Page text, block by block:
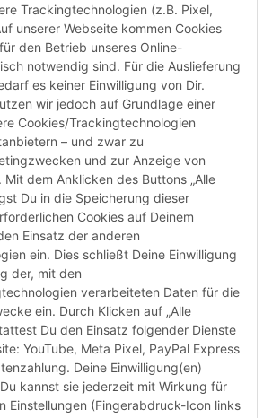
Trackingtechnologien (z.B. Pixel,
unserer Webseite kommen Cookies
den Betrieb unseres Online-
notwendig sind. Für die Auslieferung
es keiner Einwilligung von Dir.
wir jedoch auf Grundlage einer
Cookies/Trackingtechnologien
– und zwar zu
und zur Anzeige von
dem Anklicken des Buttons „Alle
Du in die Speicherung dieser
Cookies auf Deinem
Einsatz der anderen
ein. Dies schließt Deine Einwilligung
der, mit den
verarbeiteten Daten für die
ein. Durch Klicken auf „Alle
Du den Einsatz folgender Dienste
YouTube, Meta Pixel, PayPal Express
Deine Einwilligung(en)
kannst sie jederzeit mit Wirkung für
Einstellungen (Fingerabdruck-Icon links
DE-20357 Hamburg
76 990
Fr.) 11:00 - 15:00 Uhr
dafür, dass Du uns ausschließlich zu
Geschäftszeiten telefonisch
instagram
tiktok